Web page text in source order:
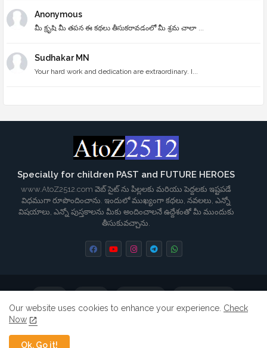
Anonymous
మీ క్రృషి మీ తపన ఈ కథలు తీసుకరావడంలో మీ శ్రమ చాలా ...
Sudhakar MN
Your hard work and dedication are extraordinary. I...
Specially for children PAST and FUTURE HEROES
www.AtoZ2512.com వెబ్ సైట్ ను పిల్లలకు మరియు పెద్దలకు ఇష్టపడే
విధముగా రూపొందించాను. ఇందులో ముఖ్యంగా కథలు, నవలలు, ఎన్నో
విషయాలు, ఎన్నో పుస్తకాలను మీకు అందించాలనే ఉద్దేశంతో మీ ముందుకు
తీసుకువచ్చాను.
Our website uses cookies to enhance your experience. Check
Now
Ok, Go it!